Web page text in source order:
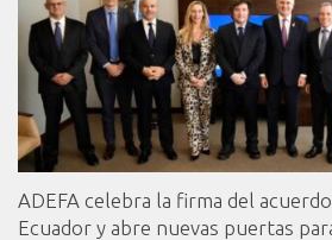
ADEFA celebra la firma del
Ecuador y abre nuevas puertas